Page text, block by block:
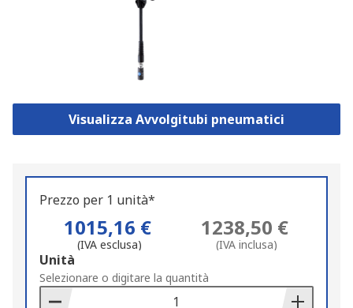
Visualizza Avvolgitubi pneumatici
Prezzo per 1 unità*
1015,16 €
(IVA esclusa)
1238,50 €
(IVA inclusa)
Add
to
Basket
Unità
Selezionare o digitare la quantità